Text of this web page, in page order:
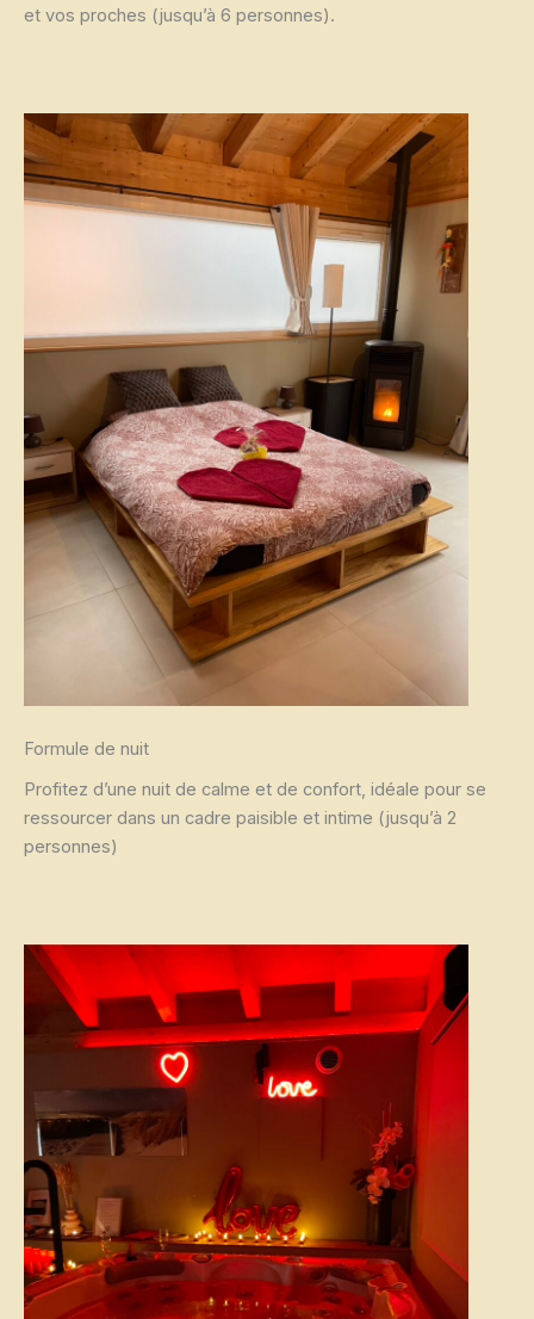
et vos proches (jusqu’à 6 personnes).
Formule de nuit
Profitez d’une nuit de calme et de confort, idéale pour se
ressourcer dans un cadre paisible et intime (jusqu’à 2
personnes)